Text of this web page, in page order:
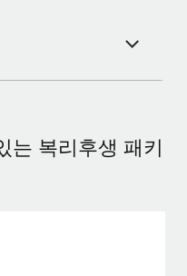
급여를 지급하도록 돕는 것
이 어느 때보다 중요해졌습
높은 품질의...
는 복리후생 패키